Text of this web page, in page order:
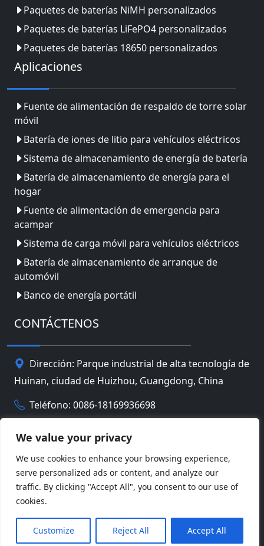
We value your privacy
We use cookies to enhance your browsing experience,
serve personalized ads or content, and analyze our
traffic. By clicking "Accept All", you consent to our use of
cookies.
Customize Reject All Accept All
Paquetes de baterías NiMH personalizados
Paquetes de baterías LiFePO4 personalizados
Paquetes de baterías 18650 personalizados
Aplicaciones
Fuente de alimentación de respaldo de torre solar
móvil
Batería de iones de litio para vehículos eléctricos
Sistema de almacenamiento de energía de batería
Batería de almacenamiento de energía para el
hogar
Fuente de alimentación de emergencia para
acampar
Sistema de carga móvil para vehículos eléctricos
Batería de almacenamiento de arranque de
automóvil
Banco de energía portátil
CONTÁCTENOS
Dirección: Parque industrial de alta tecnología de
Huinan, ciudad de Huizhou, Guangdong, China
Teléfono: 0086-18169936698
Email: info@jbbatterychina.com
Política de privacidad
© Derechos de autor 2026 Tecnología limitada de la
derechos.
LinkedInWhatsAppCompartir